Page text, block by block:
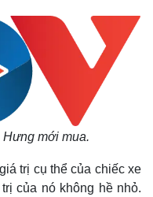
mới mua.
trị cụ thể của chiếc xe
của nó không hề nhỏ.